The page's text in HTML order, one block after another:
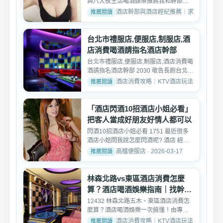
到豆腐巷。 台北 酒店幹...
酒店幹部與酒店經紀推薦｜求職面試諮
台北市禮服店,便服店,制服店,酒
店消費喝酒請指名酒店幹部
台北市禮服店,便服店,制服店,酒店消費喝
酒請指名酒店幹部 2030 敬告長跑台北
夜生活 娛樂消費喝...酒店消費攻略｜KTV酒店玩法、消費與
「酒店閃酒10招酒店小姐必看」
把客人當成好朋友好情人都可以
閃酒10招酒店小姐必看 1751 最近很多
酒店小姐問我說怎麼閃酒呢? 酒店 經紀
跟妳說一個觀念。 如...高檔便服店 · 2026-03-17
林森北路vs東區酒店消費怎麼
算？酒店喝酒娛樂指南｜找幹部
更划算
12432 林森北路五木、東區酒店消費怎
麼算？酒店喝酒娛樂一次搞懂！由專業
酒店幹部帶你解析兩大酒...
酒店消費攻略｜KTV酒店玩法、消費與